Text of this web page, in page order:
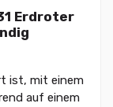
Erdroter
ist, mit einem
auf einem